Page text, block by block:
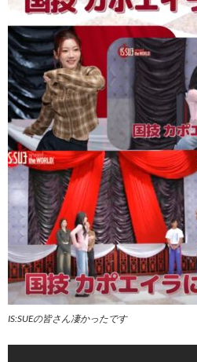
IS:SUEの皆さん凄かったです